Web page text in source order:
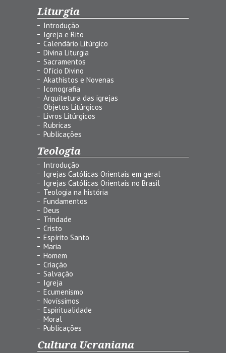
Liturgia
Introdução
Igreja e Rito
Calendário Litúrgico
Divina Liturgia
Sacramentos
Ofício Divino
Akathistos e Novenas
Iconografia
Arquitetura das igrejas
Objetos Litúrgicos
Livros Litúrgicos
Rubricas
Publicações
Teologia
Introdução
Igrejas Católicas Orientais em geral
Igrejas Católicas Orientais no Brasil
Teologia na história
Fundamentos
Deus
Trindade
Cristo
Espírito Santo
Maria
Homem
Criação
Salvação
Igreja
Ecumenismo
Novíssimos
Espiritualidade
Moral
Publicações
Cultura Ucraniana